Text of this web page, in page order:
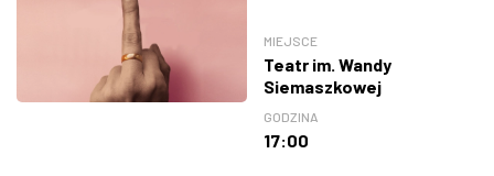
MIEJSCE
Teatr im. Wandy
Siemaszkowej
GODZINA
17:00